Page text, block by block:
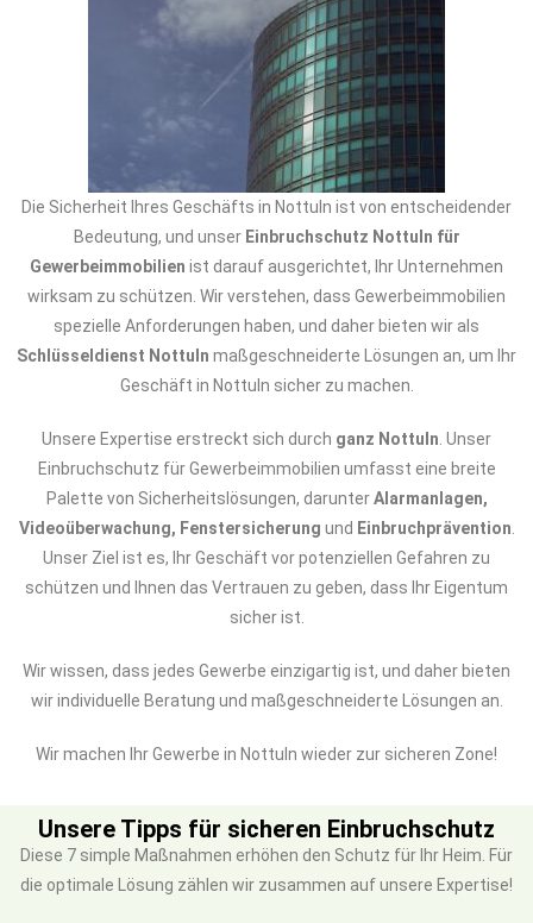
Die Sicherheit Ihres Geschäfts in Nottuln ist von entscheidender
Bedeutung, und unser Einbruchschutz Nottuln für
Gewerbeimmobilien ist darauf ausgerichtet, Ihr Unternehmen
wirksam zu schützen. Wir verstehen, dass Gewerbeimmobilien
spezielle Anforderungen haben, und daher bieten wir als
Schlüsseldienst Nottuln maßgeschneiderte Lösungen an, um Ihr
Geschäft in Nottuln sicher zu machen.
Unsere Expertise erstreckt sich durch ganz Nottuln . Unser
Einbruchschutz für Gewerbeimmobilien umfasst eine breite
Palette von Sicherheitslösungen, darunterAlarmanlagen,
Videoüberwachung, Fenstersicherung und Einbruchprävention
Unser Ziel ist es, Ihr Geschäft vor potenziellen Gefahren zu
schützen und Ihnen das Vertrauen zu geben, dass Ihr Eigentum
sicher ist.
Wir wissen, dass jedes Gewerbe einzigartig ist, und daher bieten
wir individuelle Beratung und maßgeschneiderte Lösungen an.
Wir machen Ihr Gewerbe in Nottuln wieder zur sicheren Zone!
Unsere Tipps für sicheren Einbruchschutz
Diese 7 simple Maßnahmen erhöhen den Schutz für Ihr Heim. Für
die optimale Lösung zählen wir zusammen auf unsere Expertise!